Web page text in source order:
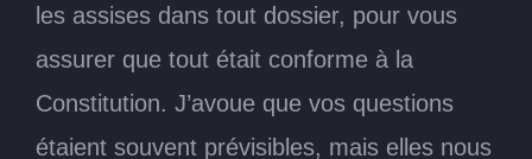
les assises dans tout dossier, pour vous
assurer que tout était conforme à la
Constitution. J’avoue que vos questions
étaient souvent prévisibles, mais elles nous